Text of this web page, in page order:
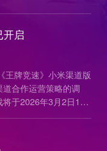
开启
王牌竞速》小米渠道版
合作运营策略的调
于2026年3月2日15